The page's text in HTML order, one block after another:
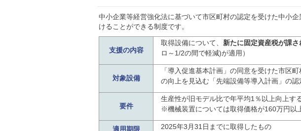
中小企業等経営強化法に基づいて市区町村の認定を受けた中小
けることができる制度です。
支援の内容
取得設備について、 新たに固定資産税が課
ロ～1/2の間で軽減)が適用）
対象設備
「導入促進基本計画」の同意を受けた市区
の向上を見込む「先端設備等導入計画」の認
要件
生産性が旧モデル比で年平均1％以上向上す
※機械装置については取得価格が160万円以
適用期限 2025年3月31日までに取得したもの